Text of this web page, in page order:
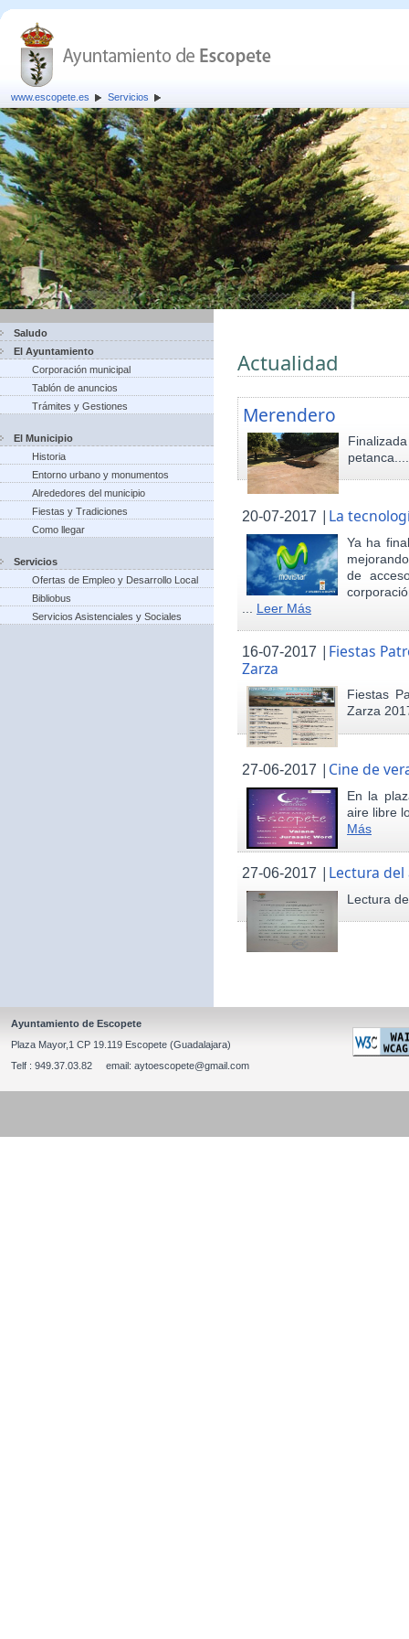
www.escopete.es Servicios
Saludo
El Ayuntamiento
Corporación municipal
Tablón de anuncios
Trámites y Gestiones
El Municipio
Historia
Entorno urbano y monumentos
Alrededores del municipio
Fiestas y Tradiciones
Como llegar
Servicios
Ofertas de Empleo y Desarrollo Local
Bibliobus
Servicios Asistenciales y Sociales
Actualidad
Merendero
20-07-2017 | La
Ya ha
de
Leer Más
16-07-2017 | Fiestas
Zarza
Fiestas
Zarza
27-06-2017 | Cine de
En la
aire libre
Más
27-06-2017 | Lectura del
Lectura
Ayuntamiento de Escopete
Plaza Mayor,1 CP 19.119 Escopete (Guadalajara)
Telf : 949.37.03.82 email: aytoescopete@gmail.com